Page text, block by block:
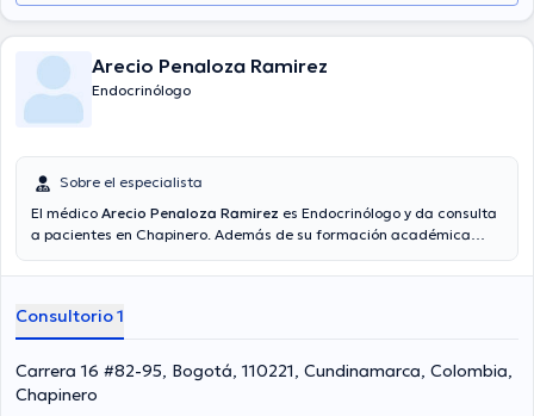
Arecio Penaloza Ramirez
Endocrinólogo
Sobre el especialista
El médico Arecio Penaloza Ramirez es Endocrinólogo y da consulta
a pacientes en Chapinero. Además de su formación académica
especialidad. El profesional de la salud tiene numerosos años de
desempeñado como miembro de diversas asociaciones médicas.
Arecio Penaloza Ramirez ha contribuido en innumerables
conferencias con la meta de tener una formación continua en su
campo de especialización y ha difundido importantes publicaciones.
Cabe resaltar que, el especialista puede hablar en Español.
Consultorio 1
Carrera 16 #82-95, Bogotá, 110221, Cundinamarca, Colombia,
Chapinero